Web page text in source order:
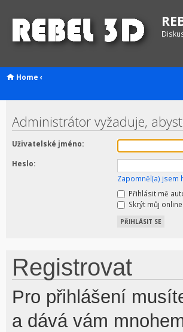
Home ‹
Administrátor vyžaduje,
Uživatelské jméno:
Heslo:
Zapomněl(a) jsem
Přihlásit mě
Skrýt můj
Registrovat
Pro přihlášení
a dává vám